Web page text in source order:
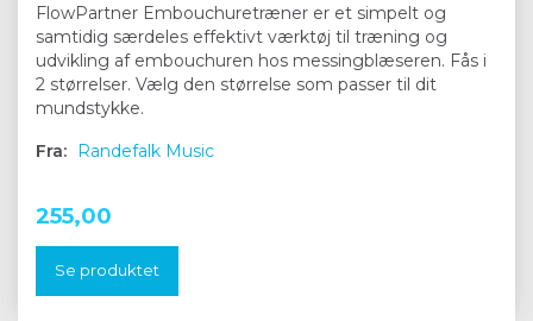
FlowPartner Embouchuretræner er et simpelt og
samtidig særdeles effektivt værktøj til træning og
udvikling af embouchuren hos messingblæseren. Fås i
2 størrelser. Vælg den størrelse som passer til dit
mundstykke.
Fra: Randefalk Music
255,00
Se produktet